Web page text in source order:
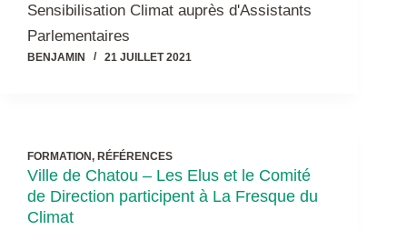
Sensibilisation Climat auprès d'Assistants
Parlementaires
BENJAMIN 21 JUILLET 2021
FORMATION, RÉFÉRENCES
Ville de Chatou – Les Elus et le Comité
de Direction participent à La Fresque du
Climat